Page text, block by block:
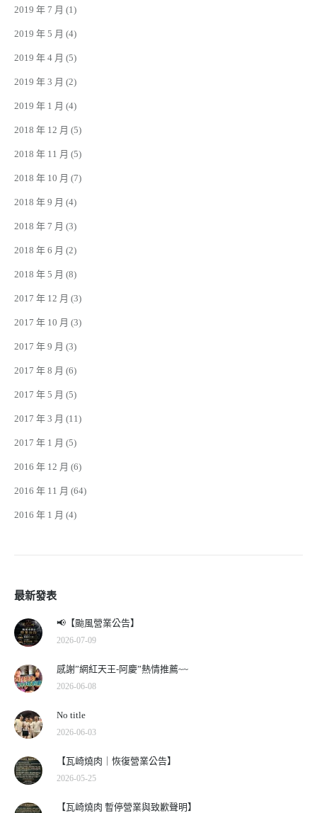
2019 年 7 月 (1)
2019 年 5 月 (4)
2019 年 4 月 (5)
2019 年 3 月 (2)
2019 年 1 月 (4)
2018 年 12 月 (5)
2018 年 11 月 (5)
2018 年 10 月 (7)
2018 年 9 月 (4)
2018 年 7 月 (3)
2018 年 6 月 (2)
2018 年 5 月 (8)
2017 年 12 月 (3)
2017 年 10 月 (3)
2017 年 9 月 (3)
2017 年 8 月 (6)
2017 年 5 月 (5)
2017 年 3 月 (11)
2017 年 1 月 (5)
2016 年 12 月 (6)
2016 年 11 月 (64)
2016 年 1 月 (4)
最新發表
📢【颱風營業公告】
2026-07-09
感謝”網紅天王-阿慶”熱情推薦~~
2026-06-08
No title
2026-06-03
【瓦崎燒肉｜恢復營業公告】
2026-05-25
【瓦崎燒肉 暫停營業與致歉聲明】